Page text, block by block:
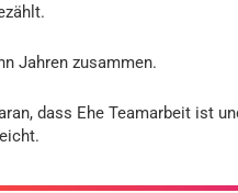
Jahren zusammen.
dass Ehe Teamarbeit ist